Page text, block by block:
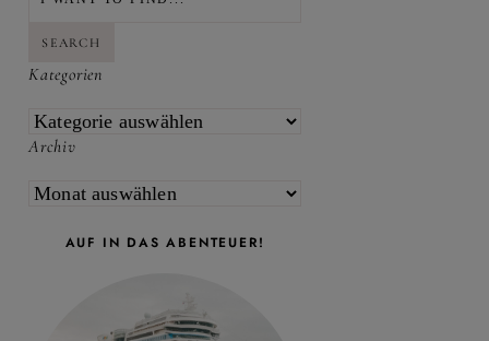
SEARCH
Kategorien
KATEGORIEN
Archiv
ARCHIV
AUF IN DAS ABENTEUER!